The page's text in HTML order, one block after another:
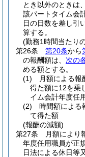
とき以外のときは
該パートタイム会
日の日数を差し引
算する。
(勤務1時間当たり
第26条
第20条から
の報酬額は、 次の
める額とする。
(1)
月額による
得た額に12を乗
イム会計年度任
(2)
時間額によ
て得た額
(報酬の減額)
第27条
月額により
年度任用職員が正
日法による休日等